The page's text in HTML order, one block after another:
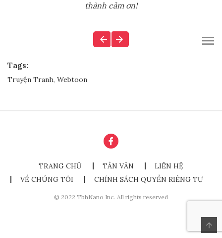
thành cảm ơn!
Tags:
Truyện Tranh, Webtoon
TRANG CHỦ TẢN VĂN
LIÊN HỆ
VỀ CHÚNG TÔI
CHÍNH SÁCH QUYỀN RIÊNG TƯ
© 2022 TbhNano Inc. All rights reserved